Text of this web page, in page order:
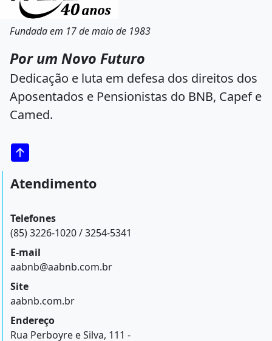
Fundada em 17 de maio de 1983
Por um Novo Futuro
Dedicação e luta em defesa dos direitos dos
Aposentados e Pensionistas do BNB, Capef e
Camed.
Atendimento
Telefones
(85) 3226-1020 / 3254-5341
E-mail
aabnb@aabnb.com.br
Site
aabnb.com.br
Endereço
Rua Perboyre e Silva, 111 -